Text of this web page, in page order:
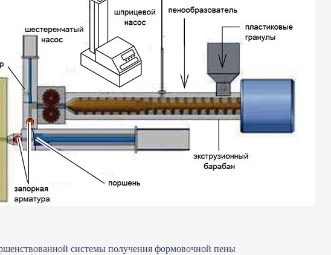
системы получения формовочной пены